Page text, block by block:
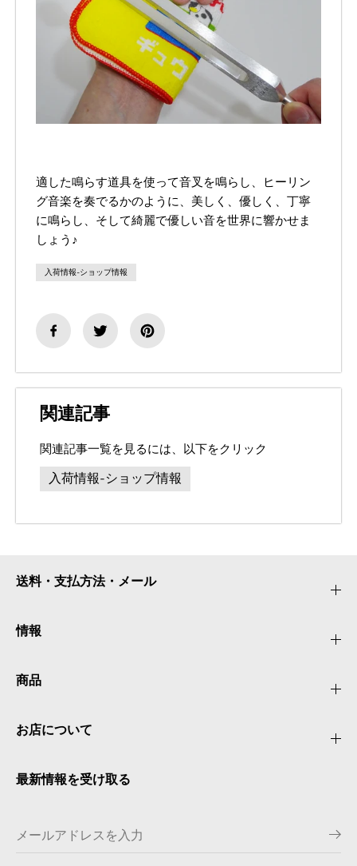
適した鳴らす道具を使って音叉を鳴らし、ヒーリン
グ音楽を奏でるかのように、美しく、優しく、丁寧
に鳴らし、そして綺麗で優しい音を世界に響かせま
しょう♪
入荷情報-ショップ情報
関連記事
関連記事一覧を見るには、以下をクリック
入荷情報-ショップ情報
送料・支払方法・メール
情報
商品
お店について
最新情報を受け取る